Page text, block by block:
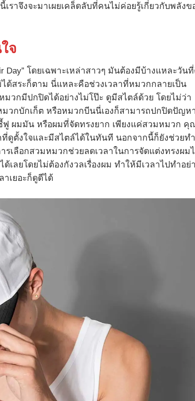
ราจึงจะมาเผยเคล็ดลับที่คนไม่ค่อยรู้เกี่ยวกับพลังข
จ
Day” โดยเฉพาะเหล่าสาวๆ มันต้องมีบ้างแหละวัน
ด้สระก็ตาม นี่แหละคือช่วงเวลาที่หมวกกลายเป็น
วกมีปกปิดได้อย่างไม่โป๊ะ ดูมีสไตล์ด้วย โดยไม่ว่า
วกบักเก็ต หรือหมวกบีนนี่เองก็สามารถปกปิดปัญห
ฟู ผมมัน หรือผมที่จัดทรงยาก เพียงแค่สวมหมวก คุ
ดูตั้งใจและมีสไตล์ได้ในทันที นอกจากนี้ก็ยังช่วยท
รเลือกสวมหมวกช่วยลดเวลาในการจัดแต่งทรงผม
ลยโดยไม่ต้องกังวลเรื่องผม ทำให้มีเวลาไปทำอย่
เยอะก็ดูดีได้